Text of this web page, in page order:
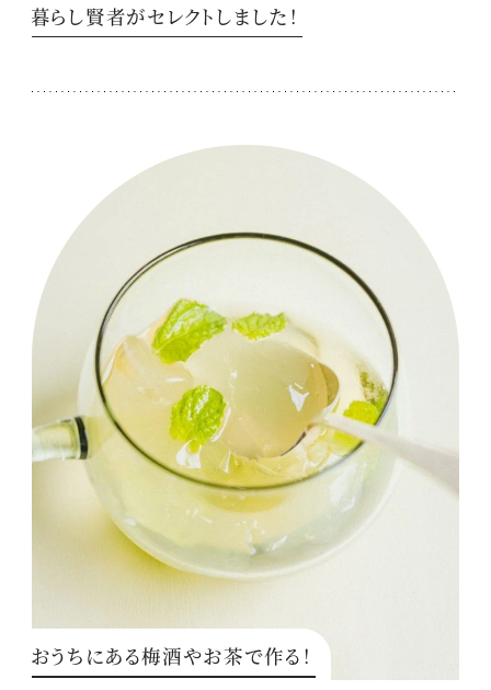
暮らし賢者がセレクトしました！
おうちにある梅酒やお茶で作る！